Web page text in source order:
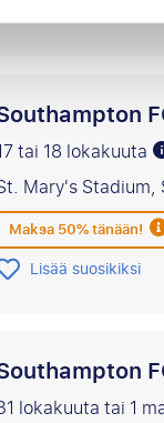
tai 18 lokakuuta
Mary's Stadium,
Maksa 50% tänään!
Lisää suosikiksi
lokakuuta tai 1